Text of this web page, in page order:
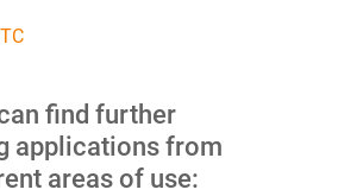
find further
applications from
areas of use: